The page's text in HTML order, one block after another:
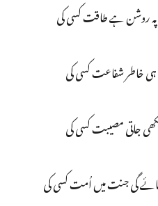
پہ روشن ہے طاقت کسی کی
خاطر شفاعت کسی کی
جاتی مصیبت کسی کی
گی جنت میں اُمت کسی کی